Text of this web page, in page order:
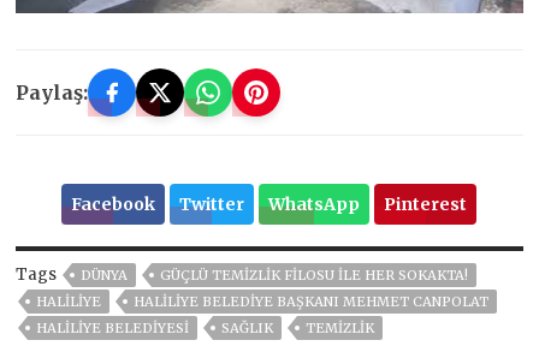
Paylaş:
Facebook Twitter WhatsApp Pinterest
Tags DÜNYA
GÜÇLÜ TEMİZLİK FİLOSU İLE HER SOKAKTA!
HALILIYE
HALILIYE BELEDIYE BAŞKANI MEHMET CANPOLAT
HALİLİYE BELEDİYESİ
SAĞLIK TEMIZLIK